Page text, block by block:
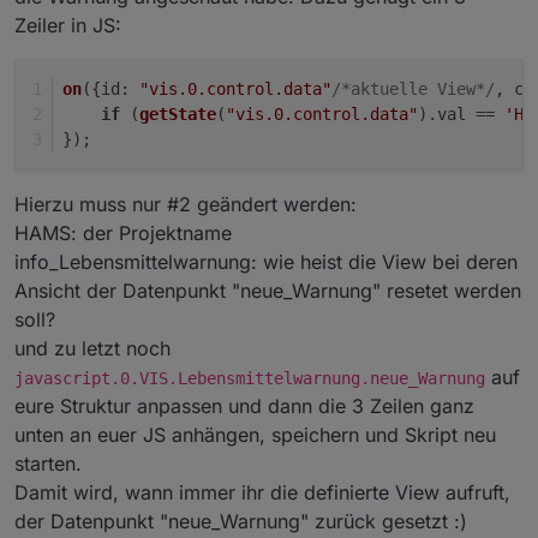
Zeiler in JS:
on({id : "vis.0.control.data" /*aktuelle View*/ ,
if (getState( "vis.0.control.data" ). val ==
});
Hierzu muss nur #2 geändert werden:
HAMS: der Projektname
info_Lebensmittelwarnung: wie heist die View bei deren
Ansicht der Datenpunkt "neue_Warnung" resetet werden
soll?
und zu letzt noch
javascript.0.VIS.Lebensmittelwarnung.neue_Warnung auf
eure Struktur anpassen und dann die 3 Zeilen ganz
unten an euer JS anhängen, speichern und Skript neu
starten.
Damit wird, wann immer ihr die definierte View aufruft,
der Datenpunkt "neue_Warnung" zurück gesetzt :)